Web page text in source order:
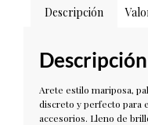
Descripción
Descripción
Arete estilo mariposa,
discreto y perfecto para
accesorios. Lleno de